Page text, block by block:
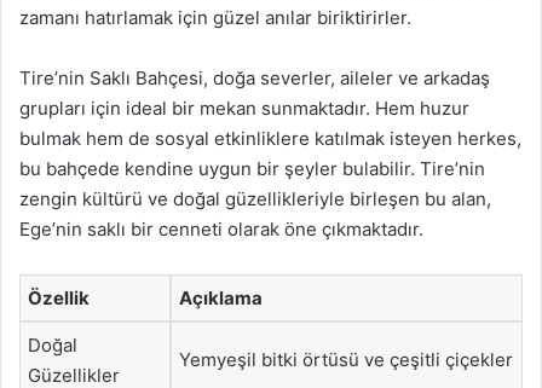
zamanı hatırlamak için güzel anılar biriktirirler.
Tire’nin Saklı Bahçesi, doğa severler, aileler ve arkadaş
grupları için ideal bir mekan sunmaktadır. Hem huzur
bulmak hem de sosyal etkinliklere katılmak isteyen herkes,
bu bahçede kendine uygun bir şeyler bulabilir. Tire’nin
zengin kültürü ve doğal güzellikleriyle birleşen bu alan,
Ege’nin saklı bir cenneti olarak öne çıkmaktadır.
Özellik Açıklama
Doğal
Güzellikler
Yemyeşil bitki örtüsü ve çeşitli çiçekler